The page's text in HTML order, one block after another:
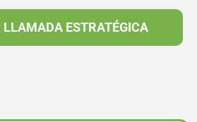
LLAMADA ESTRATÉGICA